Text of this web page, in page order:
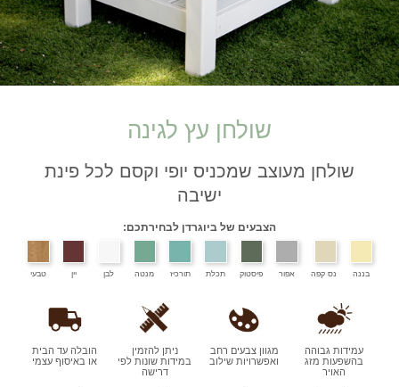
שולחן עץ לגינה
שולחן מעוצב שמכניס יופי וקסם לכל פינת
ישיבה
הצבעים של ביוגרדן לבחירתכם:
בננה נס קפה אפור פיסטוק תכלת תורכיז מנטה לבן יין טבעי
עמידות גבוהה
בהשפעות מזג
האויר
מגוון צבעים רחב
ואפשרויות שילוב
ניתן להזמין
במידות שונות לפי
דרישה
הובלה עד הבית
או באיסוף עצמי